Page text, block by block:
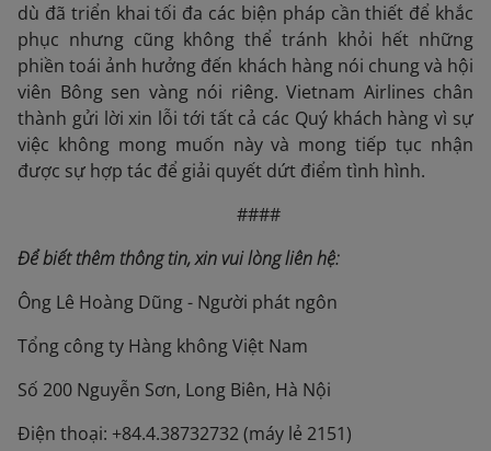
dù đã triển khai tối đa các biện pháp cần thiết để khắc
phục nhưng cũng không thể tránh khỏi hết những
phiền toái ảnh hưởng đến khách hàng nói chung và hội
viên Bông sen vàng nói riêng. Vietnam Airlines chân
thành gửi lời xin lỗi tới tất cả các Quý khách hàng vì sự
việc không mong muốn này và mong tiếp tục nhận
được sự hợp tác để giải quyết dứt điểm tình hình.
####
Để biết thêm thông tin, xin vui lòng liên hệ:
Ông Lê Hoàng Dũng - Người phát ngôn
Tổng công ty Hàng không Việt Nam
Số 200 Nguyễn Sơn, Long Biên, Hà Nội
Điện thoại: +84.4.38732732 (máy lẻ 2151)